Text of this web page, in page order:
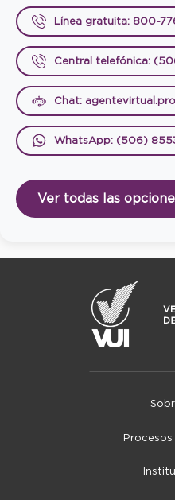
Línea gratuita: 800-
Central telefónica:
Chat:
WhatsApp: (506)
Ver todas las